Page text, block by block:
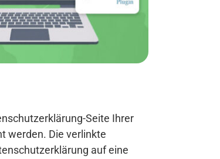
Seite Ihrer
werden. Die verlinkte
auf eine